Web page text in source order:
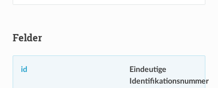
Felder
id
Eindeutige
Identifikationsnummer